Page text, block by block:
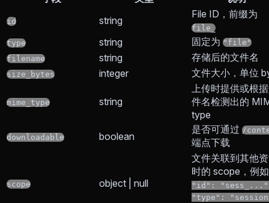
id string
File ID，前缀为
file_
type
string 固定为 "file"
filename
string 存储后的文件名
size_bytes integer 文件大小，单位
mime_type string
上传时提供或根
件名检测出的
type
downloadable boolean
是否可通过 /
端点下载
scope object | null
文件关联到其他
时的 scope，例
"id":
"type":